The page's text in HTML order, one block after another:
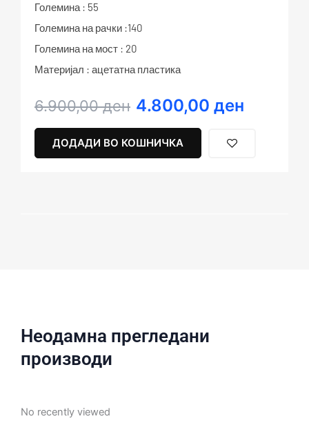
Големина : 55
Големина на рачки :140
Големина на мост : 20
Материјал : ацетатна пластика
6.900,00ден
Original
was:
6.900,00 ден.
4.800,00 ден
Current
4.800,00 ден.
ДОДАДИ ВО КОШНИЧКА
Неодамна прегледани
производи
No recently viewed